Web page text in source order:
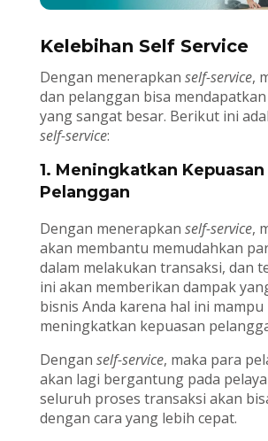
Kelebihan Self Service
Dengan menerapkan self-service,
dan pelanggan bisa
yang sangat besar. Berikut ini
self-service:
1. Meningkatkan Kepuasan
Pelanggan
Dengan menerapkan self-service,
akan membantu memudahkan
dalam melakukan transaksi, dan
ini akan memberikan dampak
bisnis Anda karena hal ini mampu
meningkatkan kepuasan
Dengan self-service, maka para
akan lagi bergantung pada
seluruh proses transaksi akan
dengan cara yang lebih cepat.